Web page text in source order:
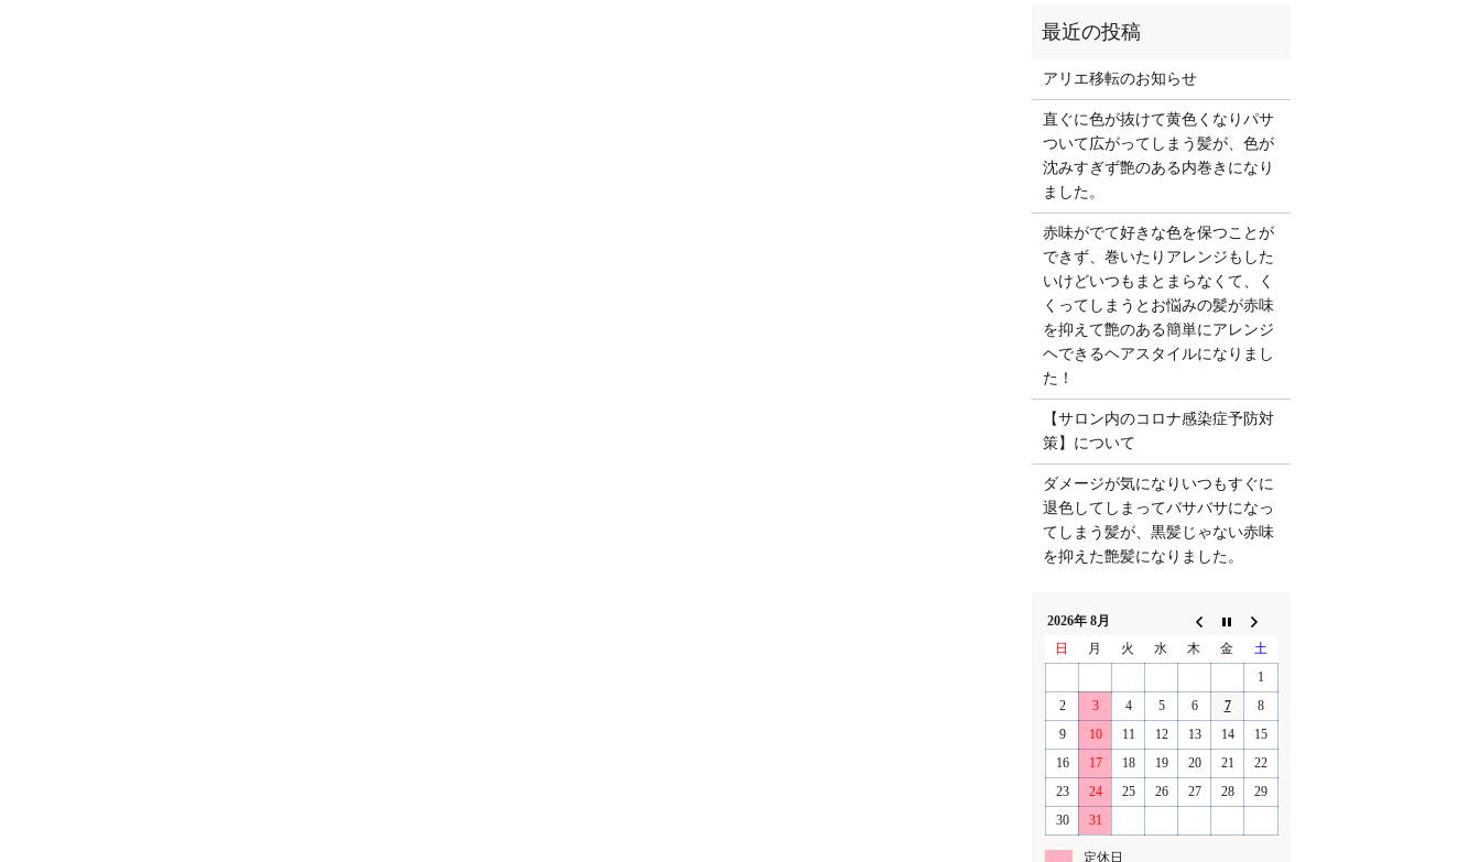
アリエ移転のお知らせ
直ぐに色が抜けて黄色くなりパサ
ついて広がってしまう髪が、色が
沈みすぎず艶のある内巻きになり
ました。
赤味がでて好きな色を保つことが
できず、巻いたりアレンジもした
いけどいつもまとまらなくて、く
くってしまうとお悩みの髪が赤味
を抑えて艶のある簡単にアレンジ
ヘできるヘアスタイルになりまし
た！
【サロン内のコロナ感染症予防対
策】について
ダメージが気になりいつもすぐに
退色してしまってバサバサになっ
てしまう髪が、黒髪じゃない赤味
を抑えた艶髪になりました。
2026年 8月
日
月 火 水 木 金
土
1
2
3 4 5 6 7
8
9
10 11 12 13 14
15
16
17 18 19 20 21
22
23
24 25 26 27 28
29
30
31
定休日